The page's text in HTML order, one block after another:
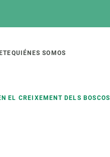
QUIÉNES SOMOS
EL CREIXEMENT DELS BOSCOS